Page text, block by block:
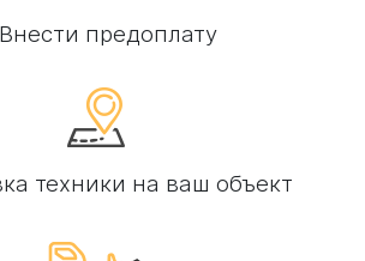
предоплату
техники на ваш объект